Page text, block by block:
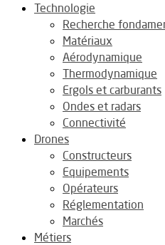
Technologie
Recherche
Matériaux
Aérodynamique
Thermodynamique
Ergols et carburants
Ondes et radars
Connectivité
Drones
Constructeurs
Equipements
Opérateurs
Réglementation
Marchés
Métiers